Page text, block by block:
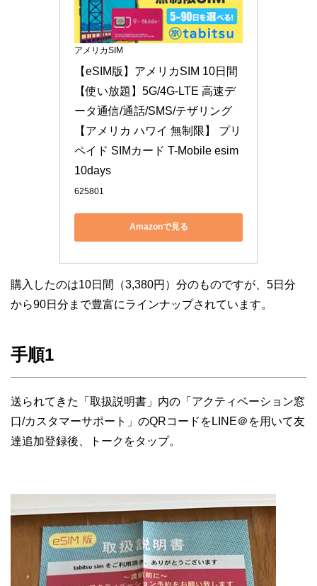
アメリカSIM
【eSIM版】アメリカSIM 10日間
【使い放題】5G/4G-LTE 高速デ
ータ通信/通話/SMS/テザリング
【アメリカ ハワイ 無制限】 プリ
ペイド SIMカード T-Mobile esim
10days
625801
Amazonで見る
購入したのは10日間（3,380円）分のものですが、5日分
から90日分まで豊富にラインナップされています。
手順1
送られてきた「取扱説明書」内の「アクティベーション窓
口/カスタマーサポート」のQRコードをLINE＠を用いて友
達追加登録後、トークをタップ。